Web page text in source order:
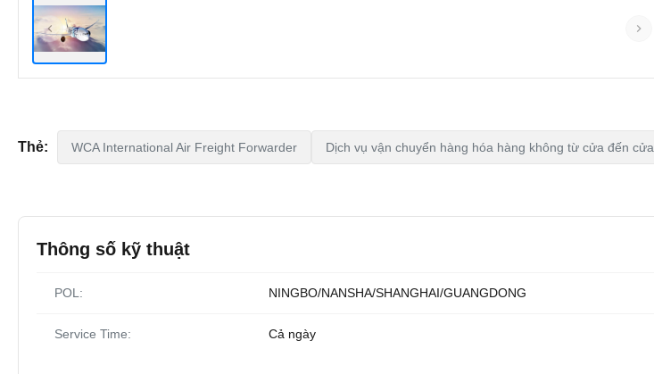
Thẻ: WCA International Air Freight Forwarder Dịch vụ vận chuyển hàng hóa hàng không từ cửa đến cửa
Thông số kỹ thuật
POL: NINGBO/NANSHA/SHANGHAI/GUANGDONG
Service Time: Cả ngày